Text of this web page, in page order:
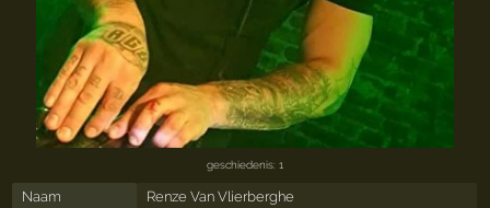
geschiedenis: 1
Naam
Renze Van Vlierberghe